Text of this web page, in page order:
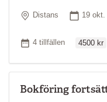
Plats
Distans 19 okt.
Antal tillfällen
4 tillfällen 4500 kr
Bokföring